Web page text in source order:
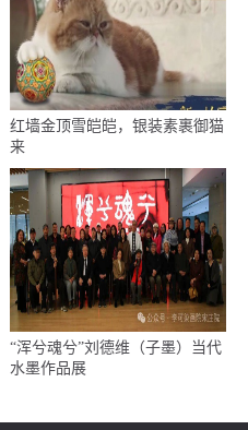
红墙金顶雪皑皑，银装素裹御猫
来
“浑兮魂兮”刘德维（子墨）当代
水墨作品展